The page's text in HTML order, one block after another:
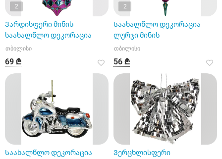
2
Ვარდისფერი მინის
საახალწლო დეკორაცია
თბილისი
69 ₾
2
Საახალწლო დეკორაცია
ლურჯი მინის
თბილისი
56 ₾
Საახალწლო დეკორაცია
Ვერცხლისფერი